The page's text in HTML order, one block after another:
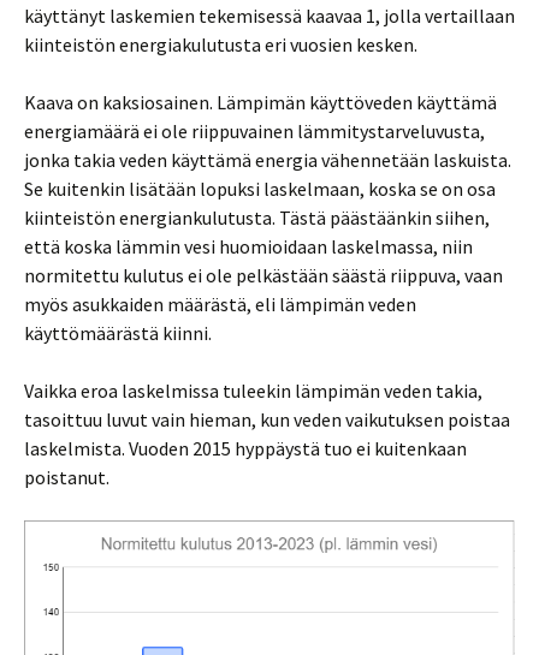
käyttänyt laskemien tekemisessä kaavaa 1, jolla vertaillaan
kiinteistön energiakulutusta eri vuosien kesken.
Kaava on kaksiosainen. Lämpimän käyttöveden käyttämä
energiamäärä ei ole riippuvainen lämmitystarveluvusta,
jonka takia veden käyttämä energia vähennetään laskuista.
Se kuitenkin lisätään lopuksi laskelmaan, koska se on osa
kiinteistön energiankulutusta. Tästä päästäänkin siihen,
että koska lämmin vesi huomioidaan laskelmassa, niin
normitettu kulutus ei ole pelkästään säästä riippuva, vaan
myös asukkaiden määrästä, eli lämpimän veden
käyttömäärästä kiinni.
Vaikka eroa laskelmissa tuleekin lämpimän veden takia,
tasoittuu luvut vain hieman, kun veden vaikutuksen poistaa
laskelmista. Vuoden 2015 hyppäystä tuo ei kuitenkaan
poistanut.